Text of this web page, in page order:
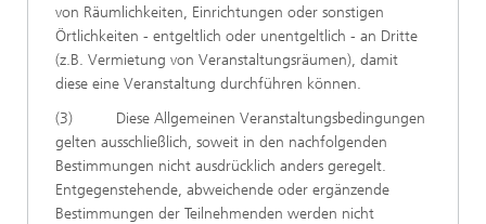
von Räumlichkeiten, Einrichtungen oder sonstigen
Örtlichkeiten - entgeltlich oder unentgeltlich - an Dritte
(z.B. Vermietung von Veranstaltungsräumen), damit
diese eine Veranstaltung durchführen können.
(3) Diese Allgemeinen Veranstaltungsbedingungen
gelten ausschließlich, soweit in den nachfolgenden
Bestimmungen nicht ausdrücklich anders geregelt.
Entgegenstehende, abweichende oder ergänzende
Bestimmungen der Teilnehmenden werden nicht